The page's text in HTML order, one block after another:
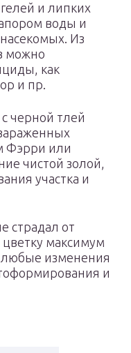
и липких
воды и
Из
можно
как
и пр.
черной тлей
Фэрри или
чистой золой,
участка и
страдал от
цветку максимум
любые изменения
и